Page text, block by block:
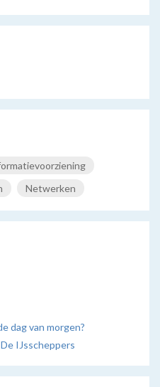
Netwerken
dag van morgen?
IJsscheppers